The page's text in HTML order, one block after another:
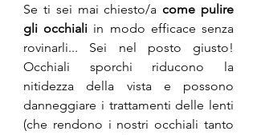
Se ti sei mai chiesto/a come pulire
gli occhiali in modo efficace senza
rovinarli... Sei nel posto giusto!
Occhiali sporchi riducono la
nitidezza della vista e possono
danneggiare i trattamenti delle lenti
(che rendono i nostri occhiali tanto